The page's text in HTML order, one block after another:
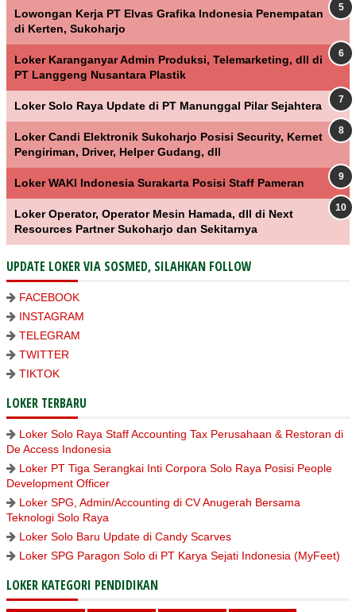
Lowongan Kerja PT Elvas Grafika Indonesia Penempatan
di Kerten, Sukoharjo
Loker Karanganyar Admin Produksi, Telemarketing, dll di
PT Langgeng Nusantara Plastik
Loker Solo Raya Update di PT Manunggal Pilar Sejahtera
Loker Candi Elektronik Sukoharjo Posisi Security, Kernet
Pengiriman, Driver, Helper Gudang, dll
Loker WAKI Indonesia Surakarta Posisi Staff Pameran
Loker Operator, Operator Mesin Hamada, dll di Next
Resources Partner Sukoharjo dan Sekitarnya
UPDATE LOKER VIA SOSMED, SILAHKAN FOLLOW
FACEBOOK
INSTAGRAM
TELEGRAM
TWITTER
TIKTOK
LOKER TERBARU
Loker Solo Raya Staff Accounting Tax Perusahaan & Restoran di
De Access Indonesia
Loker PT Tiga Serangkai Inti Corpora Solo Raya Posisi People
Development Officer
Loker SPG, Admin/Accounting di CV Anugerah Bersama
Teknologi Solo Raya
Loker Solo Baru Update di Candy Scarves
Loker SPG Paragon Solo di PT Karya Sejati Indonesia (MyFeet)
LOKER KATEGORI PENDIDIKAN